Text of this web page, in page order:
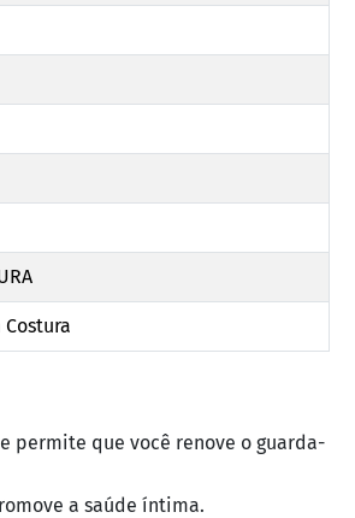
permite que você renove o guarda-
a saúde íntima.